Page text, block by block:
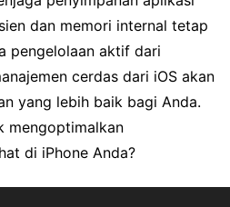
dan memori internal tetap
pengelolaan aktif dari
cerdas dari iOS akan
yang lebih baik bagi Anda.
mengoptimalkan
di iPhone Anda?